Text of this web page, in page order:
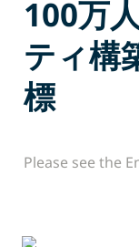
100万
ティ構
標
Please see the